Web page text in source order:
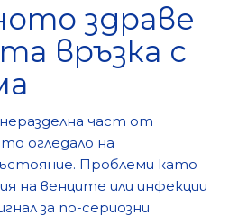
здраве
връзка с
част от
огледало на
Проблеми като
на венците или инфекции
за по-сериозни